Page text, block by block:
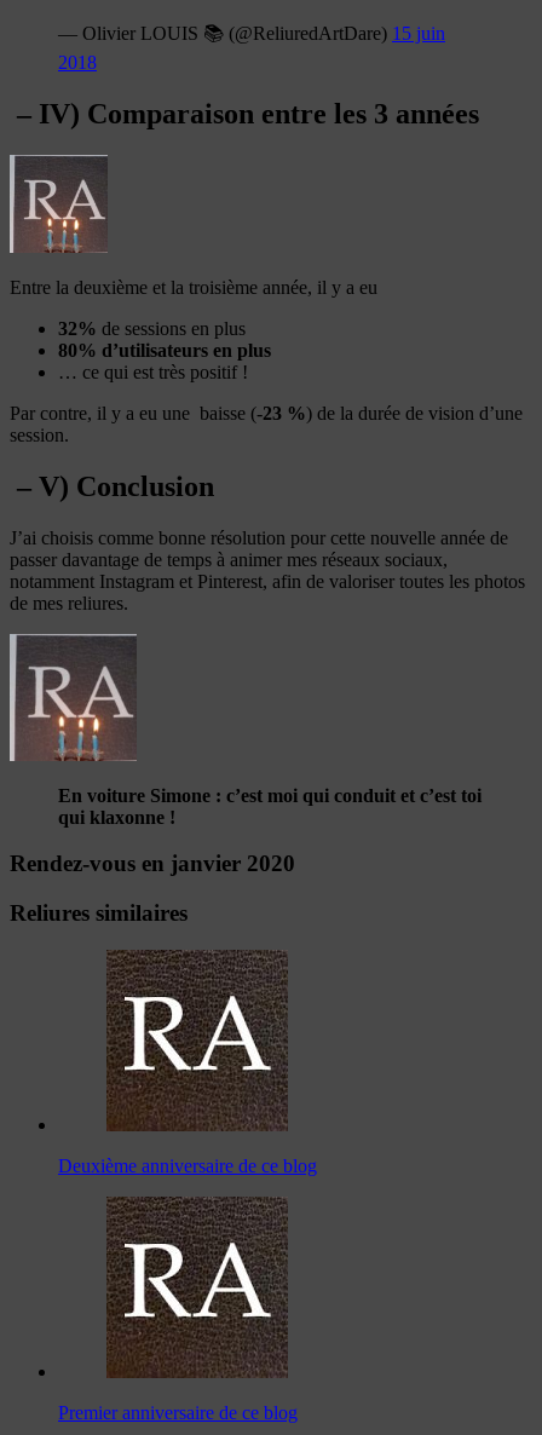
— Olivier LOUIS 📚 (@ReliuredArtDare) 15 juin
2018
– IV) Comparaison entre les 3 années
Entre la deuxième et la troisième année, il y a eu
32% de sessions en plus
80% d’utilisateurs en plus
… ce qui est très positif !
Par contre, il y a eu une baisse (-23 %) de la durée de vision d’une
session.
– V) Conclusion
J’ai choisis comme bonne résolution pour cette nouvelle année de
passer davantage de temps à animer mes réseaux sociaux,
notamment Instagram et Pinterest, afin de valoriser toutes les photos
de mes reliures.
En voiture Simone : c’est moi qui conduit et c’est toi
qui klaxonne !
Rendez-vous en janvier 2020
Reliures similaires
Deuxième anniversaire de ce blog
Premier anniversaire de ce blog